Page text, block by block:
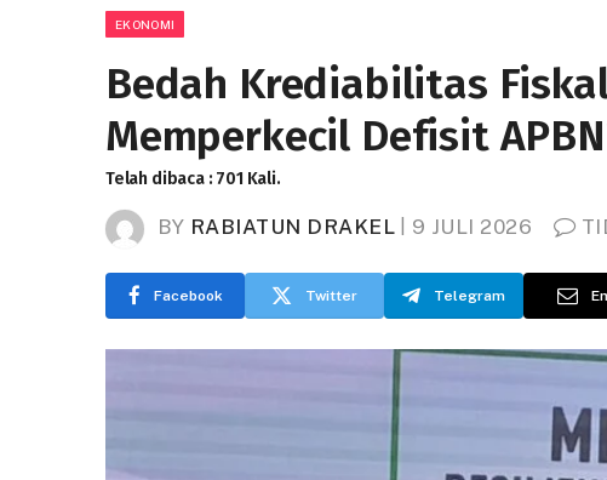
EKONOMI
Bedah Krediabilitas
Memperkecil Defisit
Telah dibaca : 701 Kali.
BY RABIATUN DRAKEL 9 JULI 2026
Facebook Twitter Telegram